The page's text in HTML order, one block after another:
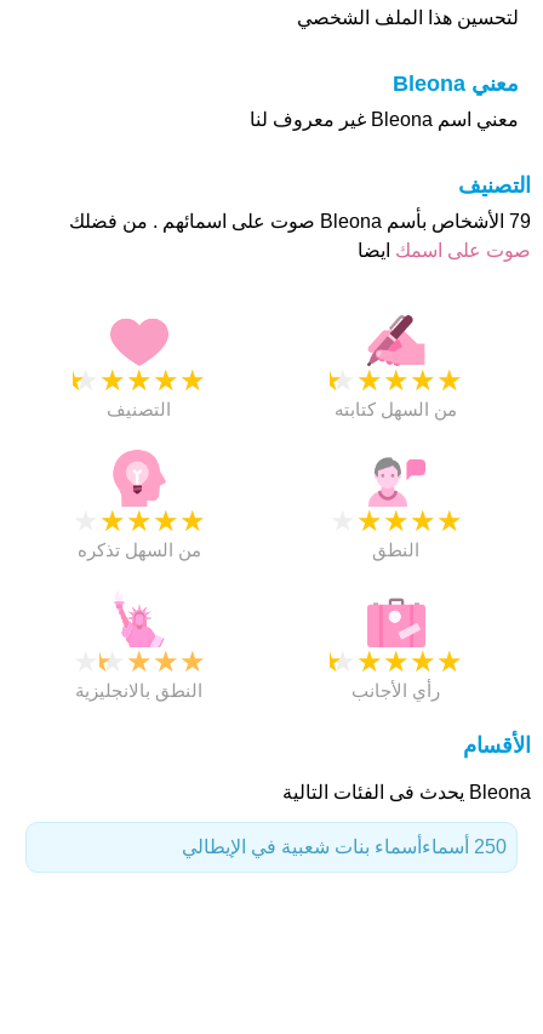
لتحسين هذا الملف الشخصي
معني Bleona
معني اسم Bleona غير معروف لنا
التصنيف
79 الأشخاص بأسم Bleona صوت على اسمائهم . من فضلك
صوت على اسمك ايضا
★
★
★
★
★
التصنيف
★
★
★
★
★
من السهل كتابته
★
★
★
★
من السهل تذكره
★
★
★
★
النطق
★
★
★
★
النطق بالانجليزية
★
★
★
★
★
رأي الأجانب
الأقسام
Bleona يحدث فى الفئات التالية
أسماء بنات شعبية في الإيطالي 250 أسماء